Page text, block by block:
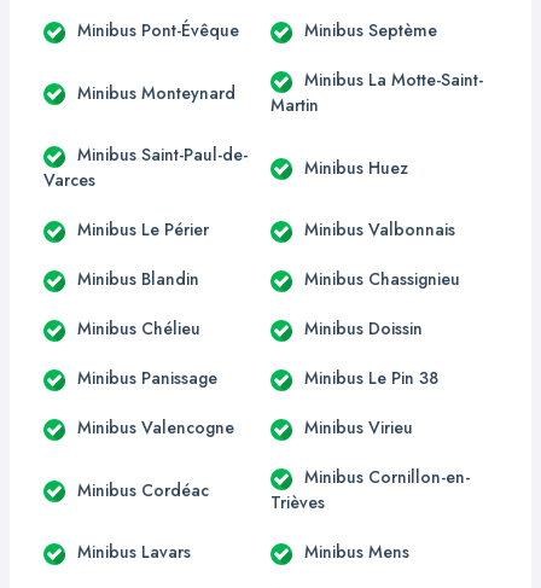
Minibus Pont-Évêque Minibus Septème
Minibus Monteynard
Minibus La Motte-Saint-
Martin
Minibus Saint-Paul-de-
Varces
Minibus Huez
Minibus Le Périer Minibus Valbonnais
Minibus Blandin Minibus Chassignieu
Minibus Chélieu Minibus Doissin
Minibus Panissage Minibus Le Pin 38
Minibus Valencogne Minibus Virieu
Minibus Cordéac
Minibus Cornillon-en-
Trièves
Minibus Lavars Minibus Mens